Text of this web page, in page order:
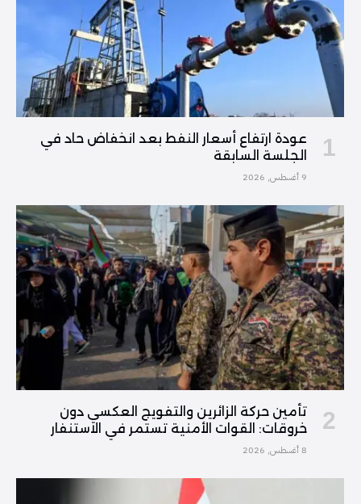
عودة ارتفاع أسعار النفط بعد انخفاض حاد في
الجلسة السابقة
9 أغسطس, 2026
تأمين حركة الزائرين والتفويج العكسي دون
خروقات: القوات الأمنية تستمر في الاستنفار
8 أغسطس, 2026